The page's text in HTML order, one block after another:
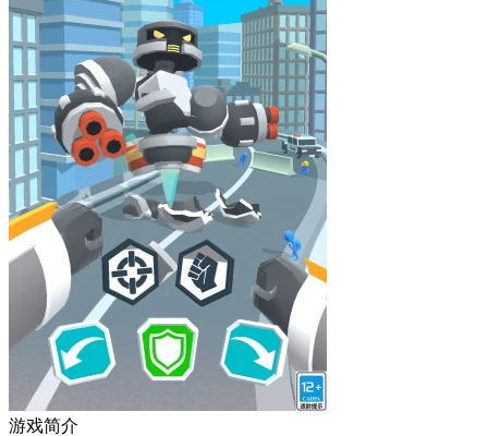
游戏简介